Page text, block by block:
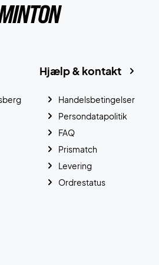
Hjælp & kontakt
Handelsbetingelser
Persondatapolitik
FAQ
Prismatch
Levering
Ordrestatus